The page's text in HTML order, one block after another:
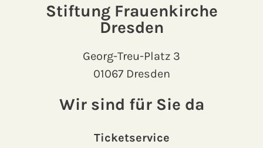
Stiftung Frauenkirche
Dresden
Georg-Treu-Platz 3
01067 Dresden
Wir sind für Sie da
Ticketservice